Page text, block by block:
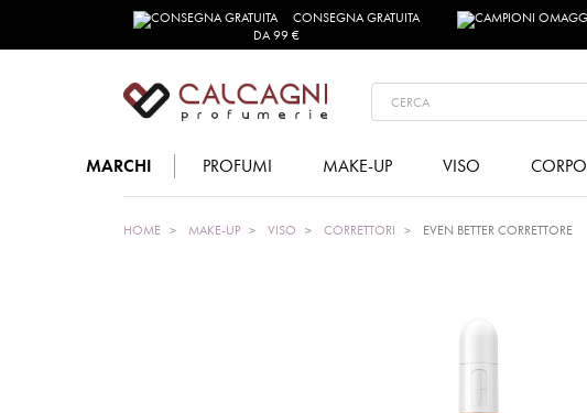
CONSEGNA GRATUITA
DA 99 €
MARCHI PROFUMI MAKE-UP VISO CORPO
HOME MAKE-UP VISO CORRETTORI EVEN BETTER CORRETTORE